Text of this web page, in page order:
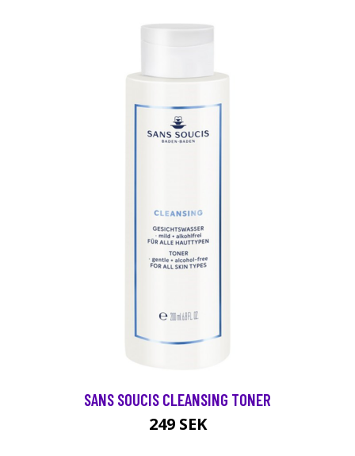
SANS SOUCIS CLEANSING TONER
249 SEK